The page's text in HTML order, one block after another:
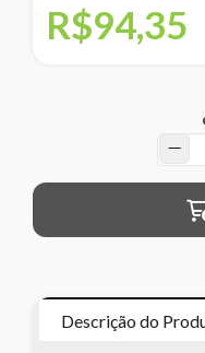
R$94,35
Descrição do